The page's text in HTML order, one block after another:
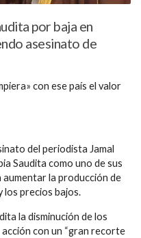
por baja en
asesinato de
con ese país el valor
del periodista Jamal
Saudita como uno de sus
aumentar la producción de
precios bajos.
la disminución de los
con un “gran recorte